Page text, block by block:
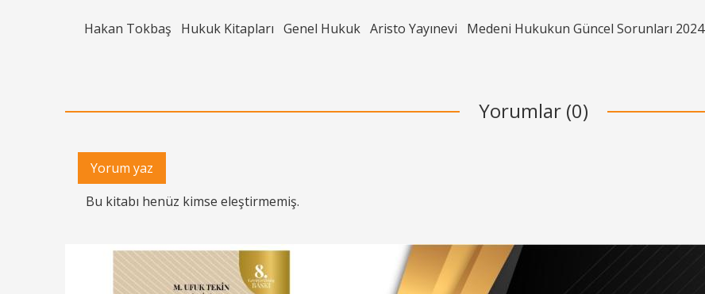
Hakan Tokbaş Hukuk Kitapları Genel Hukuk Aristo Yayınevi Medeni Hukukun Güncel Sorunları 2024
Yorumlar (0)
Yorum yaz
Bu kitabı henüz kimse eleştirmemiş.